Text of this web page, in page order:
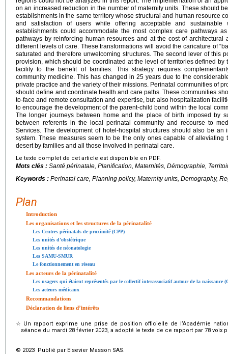
on an increased reduction in the number of maternity units. These should
establishments in the same territory whose structural and human resource
and satisfaction of users while offering acceptable and sustainable
establishments could accommodate the most complex care pathways
pathways by reinforcing human resources and at the cost of architectural
different levels of care. These transformations will avoid the caricature of
saturated and therefore unwelcoming structures. The second lever of this
provision, which should be coordinated at the level of territories defined
facility to the benefit of families. This strategy requires
community medicine. This has changed in 25 years due to the
private practice and the variety of their missions. Perinatal communities of
should define and coordinate health and care paths. These communities
to-face and remote consultation and expertise, but also hospitalization
to encourage the development of the parent-child bond within the local
The longer journeys between home and the place of birth imposed by
between referents in the local perinatal community and recourse to
Services. The development of hotel-hospital structures should also be an
system. These measures seem to be the only ones capable of
desert by families and all those involved in perinatal care.
Le texte complet de cet article est disponible en PDF.
Mots clés : Santé périnatale, Planification, Maternités, Démographie,
Keywords : Perinatal care, Planning policy, Maternity units, Demography,
Plan
Introduction
Les organisations et les structures de la périnatalité
Les Centres périnatals de proximité (CPP)
Les unités d’obstétrique
Les unités de néonatologie
Les SAMU-SMUR
Le fonctionnement en réseau
Les acteurs de la périnatalité
Les usagers qui étaient représentés par le collectif interassociatif autour de la naissance
Les acteurs médicaux
Recommandations
Déclaration de liens d’intérêts
☆ Un rapport exprime une prise de position officielle de l’Académie
séance du mardi 28 février 2023, a adopté le texte de ce rapport par 78 voix
© 2023 Publié par Elsevier Masson SAS.